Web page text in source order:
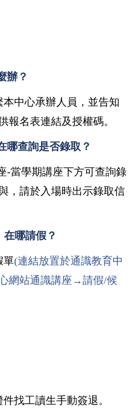
辦？
中心承辦人員，並告知
報名表連結及授權碼。
哪查詢是否錄取？
-當學期講座下方可查詢錄
，請於入場時出示錄取信
哪請假？
單(連結放置於通識教育中
網站通識講座 →請假/候
找工讀生手動簽退。